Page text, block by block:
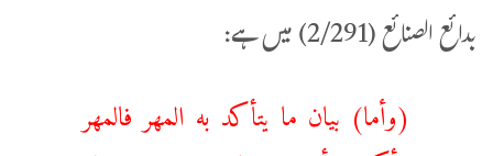
بدائع الصنائع (2/291) میں ہے:
(‌وأما) ‌بيان ‌ما ‌يتأكد به المهر فالمهر